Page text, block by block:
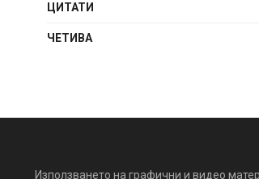
ЦИТАТИ
ЧЕТИВА
Използването на графични и видео